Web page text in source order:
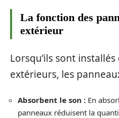
La fonction des
extérieur
Lorsqu’ils sont
extérieurs, les
Absorbent le son : En
panneaux réduisent la